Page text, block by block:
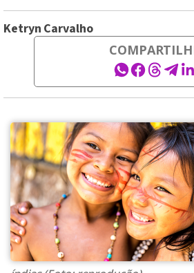
Ketryn Carvalho